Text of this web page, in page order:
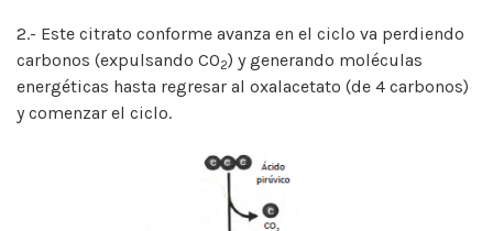
2.- Este citrato conforme avanza en el ciclo va perdiendo
carbonos (expulsando CO2) y generando moléculas
energéticas hasta regresar al oxalacetato (de 4 carbonos)
y comenzar el ciclo.